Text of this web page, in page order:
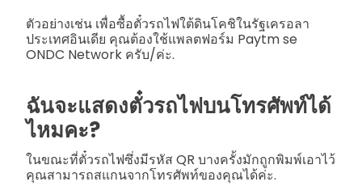
ตัวอย่างเช่น เพื่อซื้อตั๋วรถไฟใต้ดินโคชิในรัฐเครอลา
ประเทศอินเดีย คุณต้องใช้แพลตฟอร์ม Paytm se
ONDC Network ครับ/ค่ะ.
ฉันจะแสดงตั๋วรถไฟบนโทรศัพท์ได้
ไหมคะ?
ในขณะที่ตั๋วรถไฟซึ่งมีรหัส QR บางครั้งมักถูกพิมพ์เอาไว้
คุณสามารถสแกนจากโทรศัพท์ของคุณได้ค่ะ.